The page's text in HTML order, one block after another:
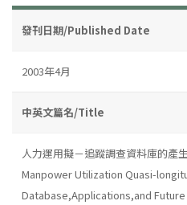
發刊日期/Published Date
2003年4月
中英文篇名/Title
人力運用擬－追蹤調查資料庫的產
Manpower Utilization Quasi-
Database,Applications,and